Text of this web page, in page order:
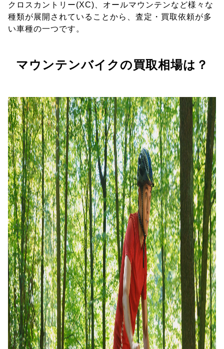
クロスカントリー(XC)、オールマウンテンなど様々な
種類が展開されていることから、査定・買取依頼が多
い車種の一つです。
マウンテンバイクの買取相場は？